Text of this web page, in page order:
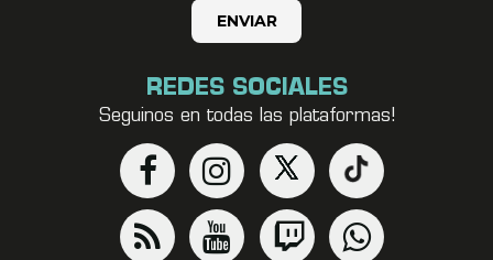
REDES SOCIALES
Seguinos en todas las plataformas!